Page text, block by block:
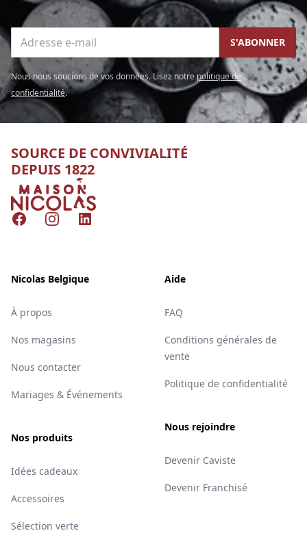
Adresse e-mail S'ABONNER
Nous nous soucions de vos données. Lisez notre politique de
confidentialité.
SOURCE DE CONVIVIALITÉ
DEPUIS 1822
Nicolas
FacebookInstagramLinkedIn
Nicolas Belgique
À propos
Nos magasins
Nous contacter
Mariages & Événements
Nos produits
Idées cadeaux
Accessoires
Sélection verte
Aide
FAQ
Conditions générales de
vente
Politique de confidentialité
Nous rejoindre
Devenir Caviste
Devenir Franchisé